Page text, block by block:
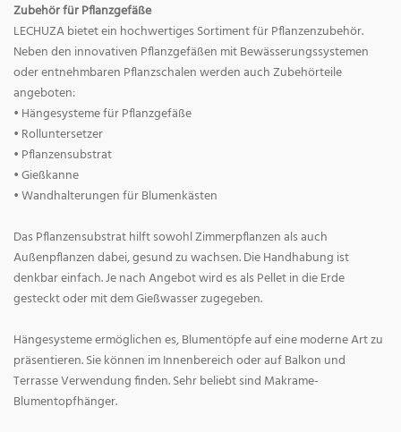
Zubehör für Pflanzgefäße
LECHUZA bietet ein hochwertiges Sortiment für Pflanzenzubehör.
Neben den innovativen Pflanzgefäßen mit Bewässerungssystemen
oder entnehmbaren Pflanzschalen werden auch Zubehörteile
angeboten:
• Hängesysteme für Pflanzgefäße
• Rolluntersetzer
• Pflanzensubstrat
• Gießkanne
• Wandhalterungen für Blumenkästen
Das Pflanzensubstrat hilft sowohl Zimmerpflanzen als auch
Außenpflanzen dabei, gesund zu wachsen. Die Handhabung ist
denkbar einfach. Je nach Angebot wird es als Pellet in die Erde
gesteckt oder mit dem Gießwasser zugegeben.
Hängesysteme ermöglichen es, Blumentöpfe auf eine moderne Art zu
präsentieren. Sie können im Innenbereich oder auf Balkon und
Terrasse Verwendung finden. Sehr beliebt sind Makrame-
Blumentopfhänger.